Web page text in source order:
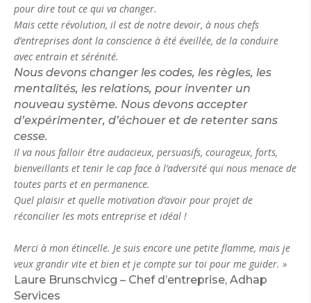
pour dire tout ce qui va changer.
Mais cette révolution, il est de notre devoir, à nous chefs
d’entreprises dont la conscience à été éveillée, de la conduire
avec entrain et sérénité.
Nous devons changer les codes, les règles, les
mentalités, les relations, pour inventer un
nouveau système. Nous devons accepter
d’expérimenter, d’échouer et de retenter sans
cesse.
Il va nous falloir être audacieux, persuasifs, courageux, forts,
bienveillants et tenir le cap face à l’adversité qui nous menace de
toutes parts et en permanence.
Quel plaisir et quelle motivation d’avoir pour projet de
réconcilier les mots entreprise et idéal !
Merci à mon étincelle. Je suis encore une petite flamme, mais je
veux grandir vite et bien et je compte sur toi pour me guider. »
Laure Brunschvicg – Chef d’entreprise, Adhap
Services